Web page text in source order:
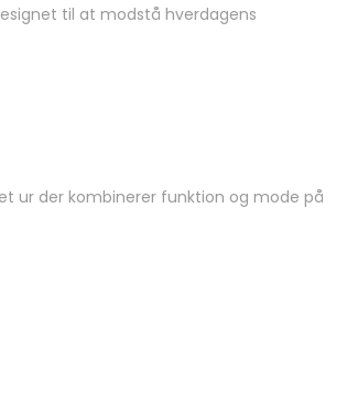
til at modstå hverdagens
ur der kombinerer funktion og mode på